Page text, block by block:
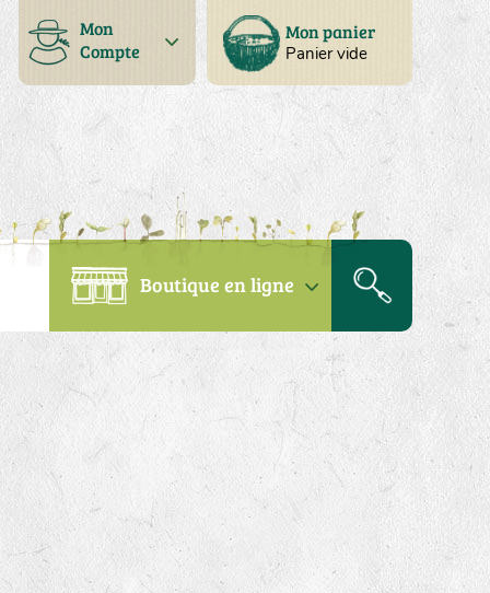
Mon panier
Panier vide
Mon
Compte
Boutique en ligne